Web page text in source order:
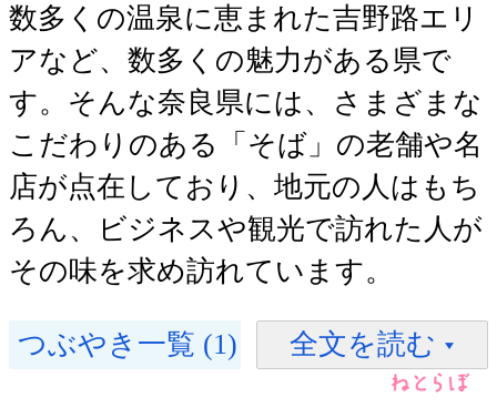
数多くの温泉に恵まれた吉野路エリ
アなど、数多くの魅力がある県で
す。そんな奈良県には、さまざまな
こだわりのある「そば」の老舗や名
店が点在しており、地元の人はもち
ろん、ビジネスや観光で訪れた人が
その味を求め訪れています。
つぶやき一覧 (1) 全文を読む